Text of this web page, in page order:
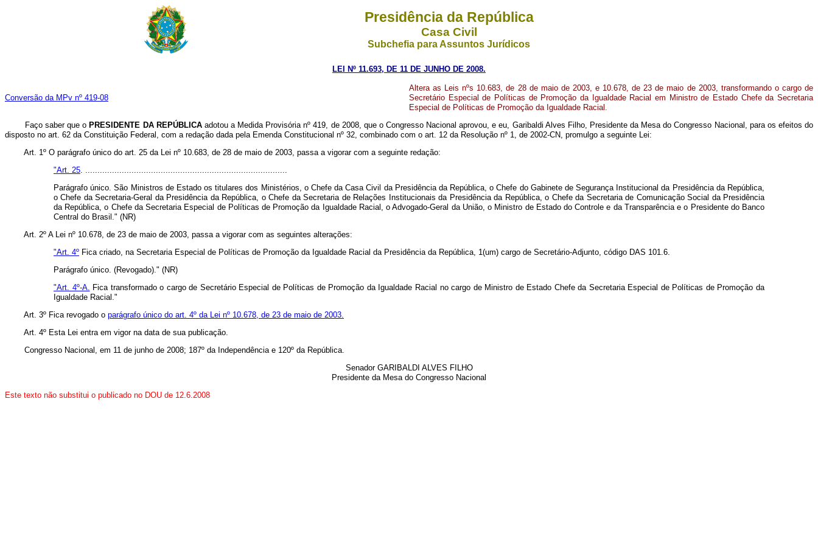
Presidência da República
Casa Civil
Subchefia para Assuntos Jurídicos
LEI Nº 11.693, DE 11 DE JUNHO DE 2008.
Conversão da MPv nº 419-08
Altera as Leis nºs 10.683, de 28 de maio de 2003, e 10.678, de 23 de maio de 2003, transformando o cargo de
Secretário Especial de Políticas de Promoção da Igualdade Racial em Ministro de Estado Chefe da Secretaria
Especial de Políticas de Promoção da Igualdade Racial.
Faço saber que o PRESIDENTE DA REPÚBLICAadotou a Medida Provisória nº 419, de 2008, que o Congresso Nacional aprovou, e eu, Garibaldi Alves Filho, Presidente da Mesa do Congresso Nacional, para os efeitos do
disposto no art. 62 da Constituição Federal, com a redação dada pela Emenda Constitucional nº 32, combinado com o art. 12 da Resolução nº 1, de 2002-CN, promulgo a seguinte Lei:
Art. 1º O parágrafo único do art. 25 da Lei nº 10.683, de 28 de maio de 2003, passa a vigorar com a seguinte redação:
"Art. 25. ...................................................................................
Parágrafo único. São Ministros de Estado os titulares dos Ministérios, o Chefe da Casa Civil da Presidência da República, o Chefe do Gabinete de Segurança Institucional da Presidência da República,
o Chefe da Secretaria-Geral da Presidência da República, o Chefe da Secretaria de Relações Institucionais da Presidência da República, o Chefe da Secretaria de Comunicação Social da Presidência
da República, o Chefe da Secretaria Especial de Políticas de Promoção da Igualdade Racial, o Advogado-Geral da União, o Ministro de Estado do Controle e da Transparência e o Presidente do Banco
Central do Brasil." (NR)
Art. 2º A Lei nº 10.678, de 23 de maio de 2003, passa a vigorar com as seguintes alterações:
"Art. 4º Fica criado, na Secretaria Especial de Políticas de Promoção da Igualdade Racial da Presidência da República, 1(um) cargo de Secretário-Adjunto, código DAS 101.6.
Parágrafo único. (Revogado)." (NR)
"Art. 4º-A. Fica transformado o cargo de Secretário Especial de Políticas de Promoção da Igualdade Racial no cargo de Ministro de Estado Chefe da Secretaria Especial de Políticas de Promoção da
Igualdade Racial."
Art. 3º Fica revogado o parágrafo único do art. 4º da Lei nº 10.678, de 23 de maio de 2003.
Art. 4º Esta Lei entra em vigor na data de sua publicação.
Congresso Nacional, em 11 de junho de 2008; 187º da Independência e 120º da República.
Senador GARIBALDI ALVES FILHO
Presidente da Mesa do Congresso Nacional
Este texto não substitui o publicado no DOU de 12.6.2008